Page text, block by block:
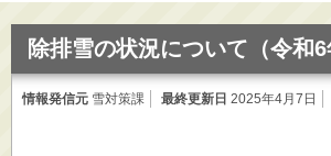
観光
事業者向け
除排雪の状況について（令和6
情報発信元 雪対策課 最終更新日 2025年4月7日